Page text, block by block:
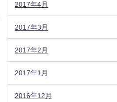
2017年4月
2017年3月
2017年2月
2017年1月
2016年12月